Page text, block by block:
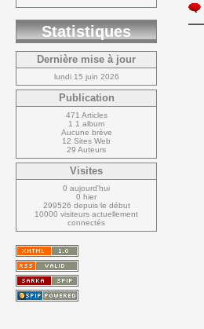
Statistiques
Dernière mise à jour
lundi 15 juin 2026
Publication
471 Articles
1 1 album
Aucune brève
12 Sites Web
29 Auteurs
Visites
0 aujourd'hui
0 hier
299526 depuis le début
10000 visiteurs actuellement
connectés